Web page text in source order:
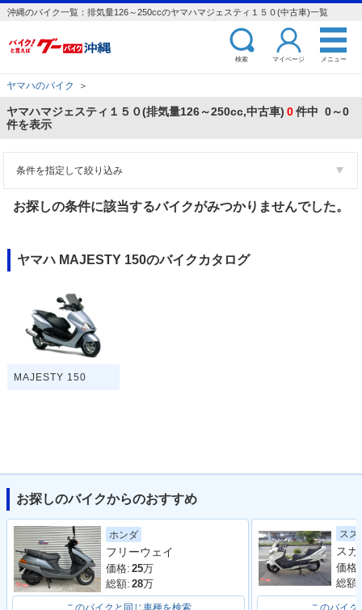
沖縄のバイク一覧：排気量126～250ccのヤマハマジェスティ１５０(中古車)一覧
検索 マイページ メニュー
ヤマハのバイク ＞
ヤマハマジェスティ１５０(排気量126～250cc,中古車) 0件中 0～0
件を表示
条件を指定して絞り込み
お探しの条件に該当するバイクがみつかりませんでした。
ヤマハ MAJESTY 150のバイクカタログ
MAJESTY 150
お探しのバイクからのおすすめ
ホンダ
フリーウェイ
価格: 25万
総額: 28万
スズ
価格:
総額: